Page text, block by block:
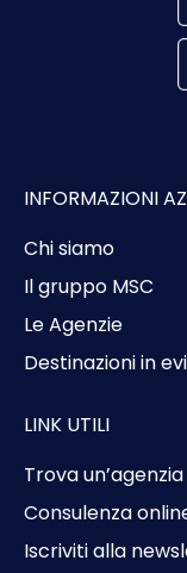
INFORMAZIONI
Chi siamo
Il gruppo MSC
Le Agenzie
Destinazioni in
LINK UTILI
Trova un’agenzia
Consulenza
Iscriviti alla